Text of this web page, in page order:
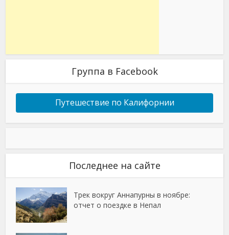
Группа в Facebook
Путешествие по Калифорнии
Последнее на сайте
Трек вокруг Аннапурны в ноябре:
отчет о поездке в Непал